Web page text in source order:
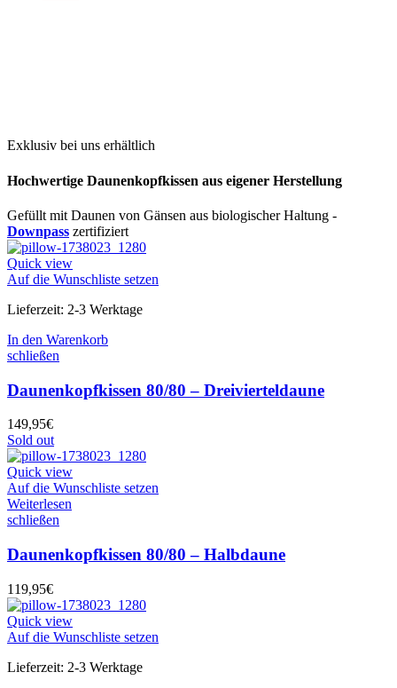
Exklusiv bei uns erhältlich
Hochwertige Daunenkopfkissen aus eigener Herstellung
Gefüllt mit Daunen von Gänsen aus biologischer Haltung -
Downpass zertifiziert
Quick view
Auf die Wunschliste setzen
Lieferzeit: 2-3 Werktage
In den Warenkorb
schließen
Daunenkopfkissen 80/80 – Dreivierteldaune
149,95€
Sold out
Quick view
Auf die Wunschliste setzen
Weiterlesen
schließen
Daunenkopfkissen 80/80 – Halbdaune
119,95€
Quick view
Auf die Wunschliste setzen
Lieferzeit: 2-3 Werktage